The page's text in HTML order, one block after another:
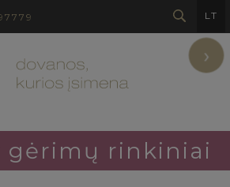
LT
›
gėrimų rinkiniai